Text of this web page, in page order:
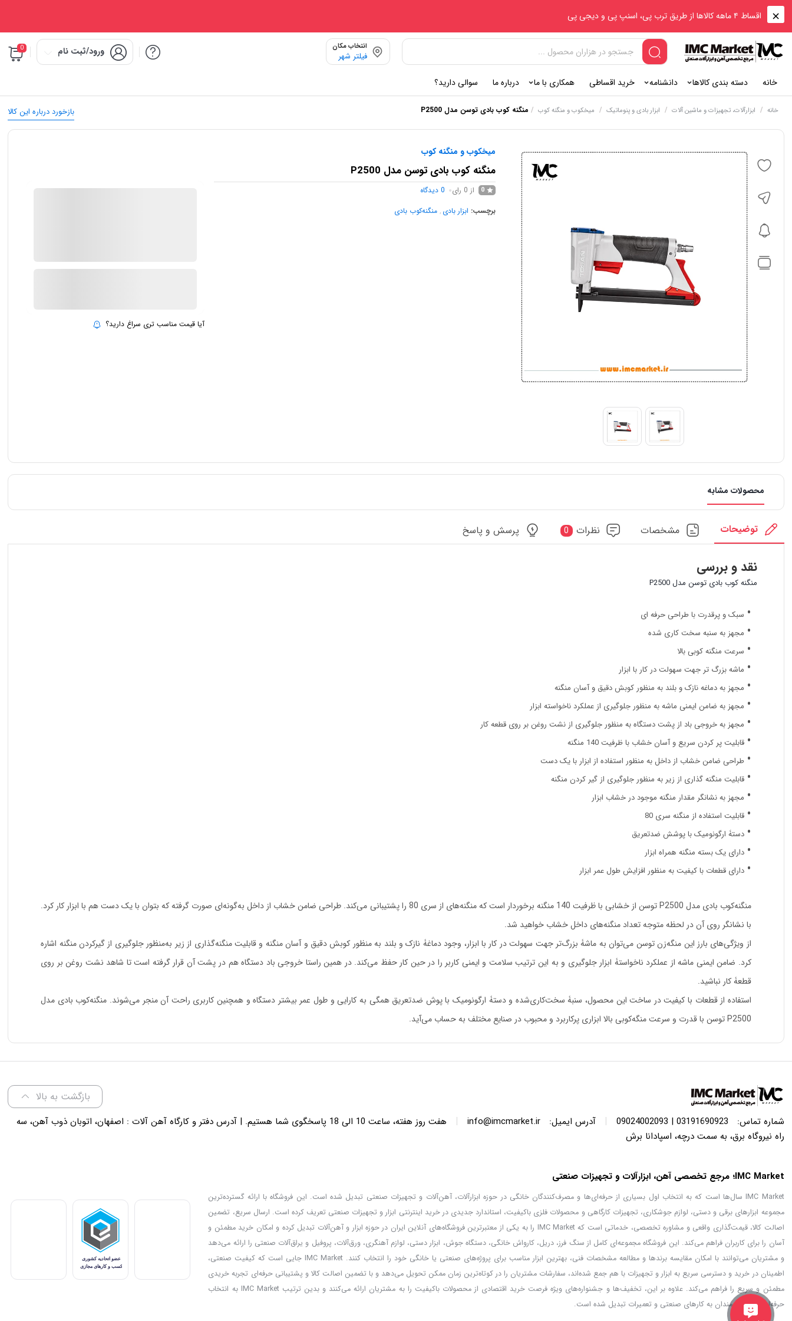
اقساط ۴ ماهه کالاها از طریق ترب پی، اسنپ پی و دیجی پی
انتخاب مکان
فیلتر شهر ورود/ثبت نام 0
خانه دسته بندی کالاها دانشنامه خرید اقساطی همکاری با ما درباره ما سوالی دارید؟
بازخورد درباره این کالا خانه / ابزارآلات، تجهیزات و ماشین آلات / ابزار بادی و پنوماتیک / میخکوب و منگنه کوب / منگنه کوب بادی توسن مدل P2500
میخکوب و منگنه کوب
منگنه کوب بادی توسن مدل P2500
0 از 0 رای 0 دیدگاه
برچسب: ابزار بادی ,منگنه‌کوب بادی
آیا قیمت مناسب تری سراغ دارید؟
محصولات مشابه
توضیحات مشخصات نظرات 0 پرسش و پاسخ
نقد و بررسی
منگنه کوب بادی توسن مدل P2500
سبک و پرقدرت با طراحی حرفه ای
مجهز به سنبه سخت کاری شده
سرعت منگنه کوبی بالا
ماشه بزرگ تر جهت سهولت در کار با ابزار
مجهز به دماغه نازک و بلند به منظور کوبش دقیق و آسان منگنه
مجهز به ضامن ایمنی ماشه به منظور جلوگیری از عملکرد ناخواسته ابزار
مجهز به خروجی باد از پشت دستگاه به منظور جلوگیری از نشت روغن بر روی قطعه کار
قابلیت پر کردن سریع و آسان خشاب با ظرفیت 140 منگنه
طراحی ضامن خشاب از داخل به منظور استفاده از ابزار با یک دست
قابلیت منگنه گذاری از زیر به منظور جلوگیری از گیر کردن منگنه
مجهز به نشانگر مقدار منگنه موجود در خشاب ابزار
قابلیت استفاده از منگنه سری 80
دستۀ ارگونومیک با پوشش ضدتعریق
دارای یک بسته منگنه همراه ابزار
دارای قطعات با کیفیت به منظور افزایش طول عمر ابزار
منگنه‌کوب بادی مدل P2500 توسن از خشابی با ظرفیت 140 منگنه برخوردار است که منگنه‌های از سری 80 را پشتیبانی می‌کند. طراحی ضامن خشاب از داخل به‌گونه‌ای صورت گرفته که بتوان با یک دست هم با ابزار کار کرد.
با نشانگر روی آن در لحظه متوجه تعداد منگنه‌های داخل خشاب خواهید شد.
از ویژگی‌های بارز این منگه‌زن توسن می‌توان به ماشۀ بزرگ‌تر جهت سهولت در کار با ابزار، وجود دماغۀ نازک و بلند به منظور کوبش دقیق و آسان منگنه و قابلیت منگنه‌گذاری از زیر به‌منظور جلوگیری از گیر‌کردن منگنه اشاره
کرد. ضامن ایمنی ماشه از عملکرد ناخواستۀ ابزار جلوگیری و به این ترتیب سلامت و ایمنی کاربر را در حین کار حفظ می‌کند. در همین راستا خروجی باد دستگاه هم در پشت آن قرار گرفته است تا شاهد نشت روغن بر روی
قطعۀ کار نباشید.
استفاده از قطعات با کیفیت در ساخت این محصول، سنبۀ سخت‌کاری‌شده و دستۀ ارگونومیک با پوش ضدتعریق همگی به کارایی و طول عمر بیشتر دستگاه و همچنین کاربری راحت آن منجر می‌شوند. منگنه‌کوب بادی مدل
P2500 توسن با قدرت و سرعت منگه‌کوبی بالا ابزاری پرکاربرد و محبوب در صنایع مختلف به حساب می‌آید.
بازگشت به بالا
شماره تماس: 03191690923 | 09024002093
| آدرس ایمیل: info@imcmarket.ir
|
هفت روز هفته، ساعت 10 الی 18 پاسخگوی شما هستیم. | آدرس دفتر و کارگاه آهن آلات : اصفهان، اتوبان ذوب آهن، سه
راه نیروگاه برق، به سمت درچه، اسپادانا برش
IMC Market؛ مرجع تخصصی آهن، ابزارآلات و تجهیزات صنعتی
IMC Market سال‌ها است که به انتخاب اول بسیاری از حرفه‌ای‌ها و مصرف‌کنندگان خانگی در حوزه ابزارآلات، آهن‌آلات و تجهیزات صنعتی تبدیل شده است. این فروشگاه با ارائه گسترده‌ترین
مجموعه ابزارهای برقی و دستی، لوازم جوشکاری، تجهیزات کارگاهی و محصولات فلزی باکیفیت، استاندارد جدیدی در خرید اینترنتی ابزار و تجهیزات صنعتی تعریف کرده است. ارسال سریع، تضمین
اصالت کالا، قیمت‌گذاری واقعی و مشاوره تخصصی، خدماتی است که IMC Market را به یکی از معتبرترین فروشگاه‌های آنلاین ایران در حوزه ابزار و آهن‌آلات تبدیل کرده و امکان خرید مطمئن و
آسان را برای کاربران فراهم می‌کند. این فروشگاه مجموعه‌ای کامل از سنگ فرز، دریل، کارواش خانگی، دستگاه جوش، ابزار دستی، لوازم آهنگری، ورق‌آلات، پروفیل و یراق‌آلات صنعتی را ارائه می‌دهد
و مشتریان می‌توانند با امکان مقایسه برندها و مطالعه مشخصات فنی، بهترین ابزار مناسب برای پروژه‌های صنعتی یا خانگی خود را انتخاب کنند. IMC Market جایی است که کیفیت صنعتی،
اطمینان در خرید و دسترسی سریع به ابزار و تجهیزات با هم جمع شده‌اند، سفارشات مشتریان را در کوتاه‌ترین زمان ممکن تحویل می‌دهد و با تضمین اصالت کالا و پشتیبانی حرفه‌ای تجربه خریدی
مطمئن و سریع را فراهم می‌کند. علاوه بر این، تخفیف‌ها و جشنواره‌های ویژه فرصت خرید اقتصادی از محصولات باکیفیت را به مشتریان ارائه می‌کنند و بدین ترتیب IMC Market به انتخاب
حرفه‌ای‌ها و علاقه‌مندان به کارهای صنعتی و تعمیرات تبدیل شده است.